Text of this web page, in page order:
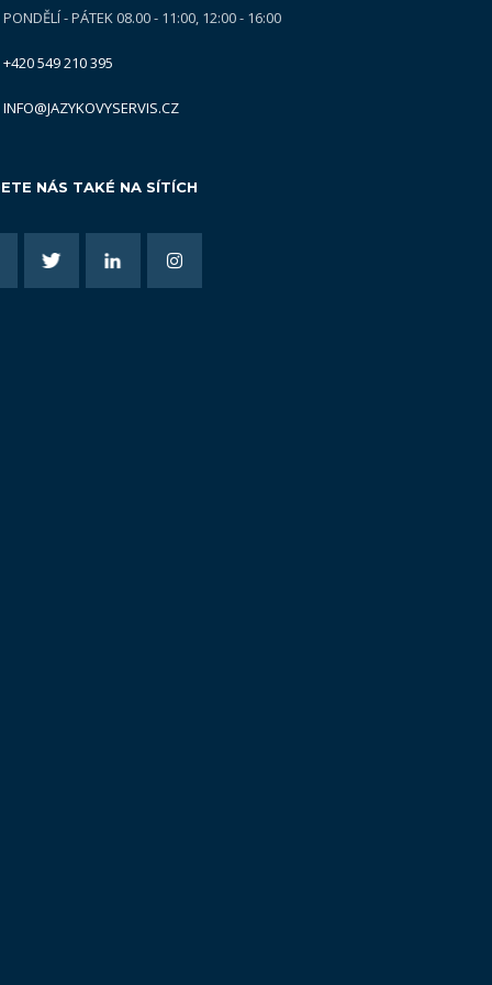
PONDĚLÍ - PÁTEK 08.00 - 11:00, 12:00 - 16:00
+420 549 210 395
INFO@JAZYKOVYSERVIS.CZ
NÁS TAKÉ NA SÍTÍCH